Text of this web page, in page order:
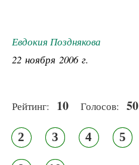
Евдокия Позднякова
22 ноября 2006 г.
Рейтинг: 10 Голосов: 50
2 3 4 5